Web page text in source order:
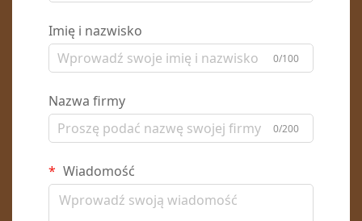
Imię i nazwisko
0/100
Nazwa firmy
0/200
Wiadomość